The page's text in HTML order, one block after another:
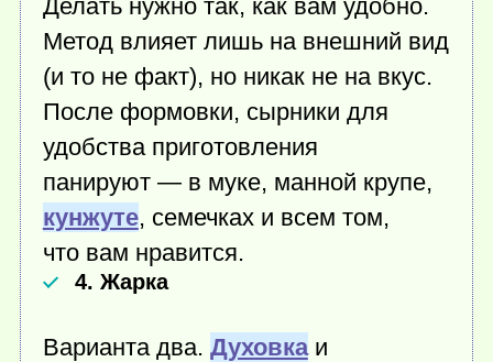
Делать нужно так, как вам удобно.
Метод влияет лишь на внешний вид
(и то не факт), но никак не на вкус.
После формовки, сырники для
удобства приготовления
панируют — в муке, манной крупе,
кунжуте, семечках и всем том,
что вам нравится.
4. Жарка
Варианта два. Духовкаи